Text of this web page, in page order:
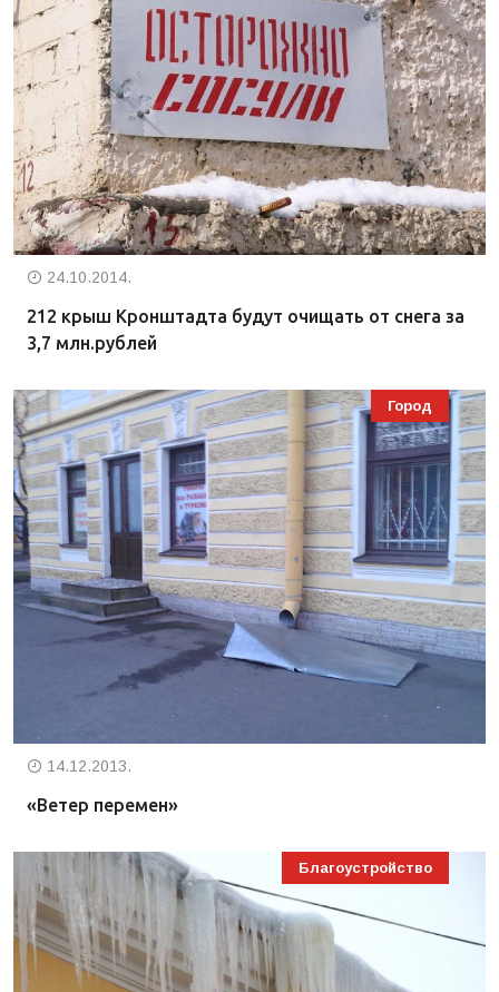
24.10.2014.
212 крыш Кронштадта будут очищать от снега за
3,7 млн.рублей
Город
14.12.2013.
«Ветер перемен»
Благоустройство